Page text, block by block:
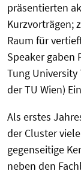
präsentierten
Kurzvorträgen;
Raum für
Speaker gaben
Tung
der TU Wien)
Als erstes
der Cluster
gegenseitige
neben den